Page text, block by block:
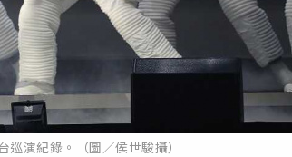
演紀錄。（圖／侯世駿攝）